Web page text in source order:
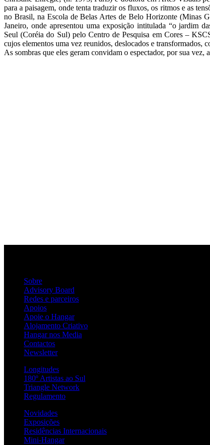
para a paisagem, onde tenta traduzir os fluxos, os ritmos e as
no Brasil, na Escola de Belas Artes de Belo Horizonte (Minas
Janeiro, onde apresentou uma exposição intitulada “o jardim
Seul (Coréia do Sul) pelo Centro de Pesquisa em Cores –
cujos elementos uma vez reunidos, deslocados e transformados,
As sombras que eles geram convidam o espectador, por sua
Sobre
Advisory Board
Redes e parceiros
Apoios
Apoie o Hangar
Alojamento Criativo
Hangar nos Media
Contactos
Newsletter
Longitudes
180º Artistas ao Sul
Triangle Network
Regulamento
Novidades
Exposições
Residências Internacionais
Mini-Hangar